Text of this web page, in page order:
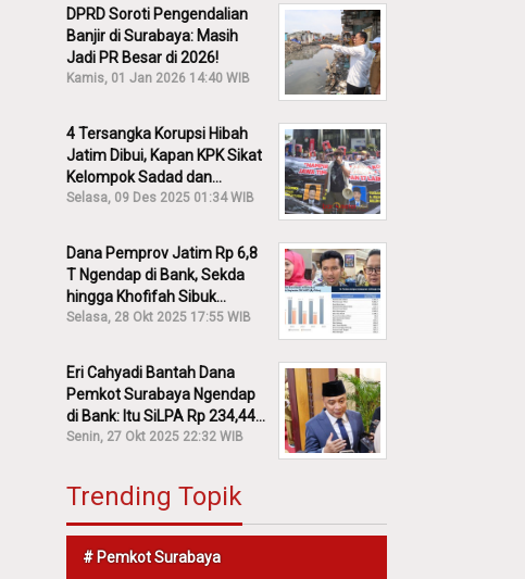
DPRD Soroti Pengendalian
Banjir di Surabaya: Masih
Jadi PR Besar di 2026!
Kamis, 01 Jan 2026 14:40 WIB
4 Tersangka Korupsi Hibah
Jatim Dibui, Kapan KPK Sikat
Kelompok Sadad dan
Iskandar?
Selasa, 09 Des 2025 01:34 WIB
Dana Pemprov Jatim Rp 6,8
T Ngendap di Bank, Sekda
hingga Khofifah Sibuk
Membantah!
Selasa, 28 Okt 2025 17:55 WIB
Eri Cahyadi Bantah Dana
Pemkot Surabaya Ngendap
di Bank: Itu SiLPA Rp 234,44
M!
Senin, 27 Okt 2025 22:32 WIB
Trending Topik
# Pemkot Surabaya